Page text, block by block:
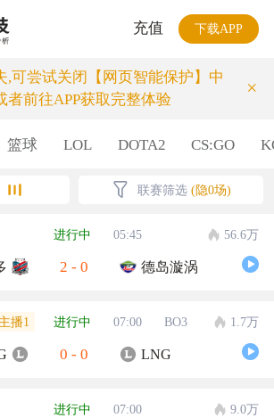
充值 下载APP
,可尝试关闭【网页智能保护】中
者前往APP获取完整体验
×
篮球 LOL DOTA2 CS:GO
联赛筛选 (隐0场)
进行中 05:45 56.6万
2 - 0 德岛漩涡
主播1 进行中 07:00 BO3 1.7万
0 - 0 LNG
进行中 07:00 9.0万